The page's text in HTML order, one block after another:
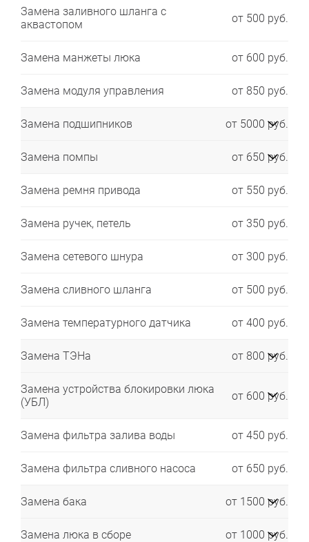
Замена заливного шланга с
аквастопом
от 500 руб.
Замена манжеты люка от 600 руб.
Замена модуля управления от 850 руб.
Замена подшипников от 5000 руб.
Замена помпы от 650 руб.
Замена ремня привода от 550 руб.
Замена ручек, петель от 350 руб.
Замена сетевого шнура от 300 руб.
Замена сливного шланга от 500 руб.
Замена температурного датчика от 400 руб.
Замена ТЭНа от 800 руб.
Замена устройства блокировки люка
(УБЛ)
от 600 руб.
Замена фильтра залива воды от 450 руб.
Замена фильтра сливного насоса от 650 руб.
Замена бака от 1500 руб.
Замена люка в сборе от 1000 руб.